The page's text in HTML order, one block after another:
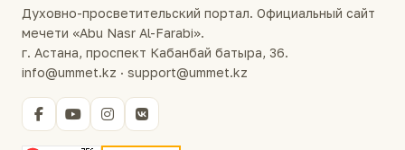
Духовно-просветительский портал. Официальный сайт
мечети «Abu Nasr Al-Farabi».
г. Астана, проспект Кабанбай батыра, 36.
info@ummet.kz · support@ummet.kz